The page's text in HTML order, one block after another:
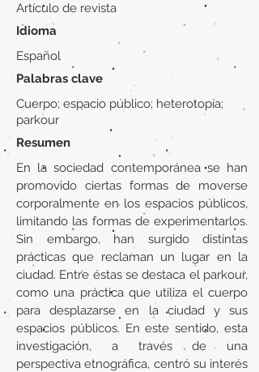
Artículo de revista
Idioma
Español
Palabras clave
Cuerpo; espacio público; heterotopía;
parkour
Resumen
En la sociedad contemporánea se han
promovido ciertas formas de moverse
corporalmente en los espacios públicos,
limitando las formas de experimentarlos.
Sin embargo, han surgido distintas
prácticas que reclaman un lugar en la
ciudad. Entre éstas se destaca el parkour,
como una práctica que utiliza el cuerpo
para desplazarse en la ciudad y sus
espacios públicos. En este sentido, esta
investigación, a través de una
perspectiva etnográfica, centró su interés